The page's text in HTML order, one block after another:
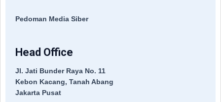
Pedoman Media Siber
Head Office
Jl. Jati Bunder Raya No. 11
Kebon Kacang, Tanah Abang
Jakarta Pusat